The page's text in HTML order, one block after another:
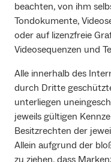
beachten, von ihm
Tondokumente,
oder auf lizenzfreie
Videosequenzen und
Alle innerhalb des
durch Dritte
unterliegen
jeweils gültigen
Besitzrechten der
Allein aufgrund der